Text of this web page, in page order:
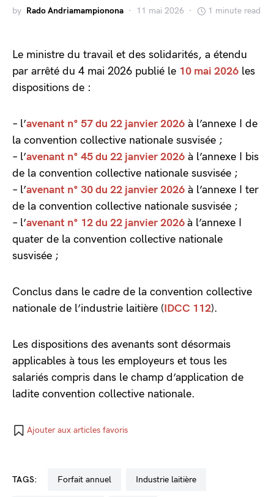
by Rado Andriamampionona 11 mai 2026 1 minute read
Le ministre du travail et des solidarités, a étendu
par arrêté du 4 mai 2026 publié le 10 mai 2026 les
dispositions de :
– l’avenant n° 57 du 22 janvier 2026 à l’annexe I de
la convention collective nationale susvisée ;
– l’avenant n° 45 du 22 janvier 2026 à l’annexe I bis
de la convention collective nationale susvisée ;
– l’avenant n° 30 du 22 janvier 2026 à l’annexe I ter
de la convention collective nationale susvisée ;
– l’avenant n° 12 du 22 janvier 2026à l’annexe I
quater de la convention collective nationale
susvisée ;
Conclus dans le cadre de la convention collective
nationale de l’industrie laitière (IDCC 112).
Les dispositions des avenants sont désormais
applicables à tous les employeurs et tous les
salariés compris dans le champ d’application de
ladite convention collective nationale.
Ajouter aux articles favoris
TAGS: forfait annuel industrie laitière